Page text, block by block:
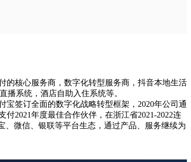
的核心服务商，数字化转型服务商，抖音本地生活
播系统，酒店自助入住系统等。
签订全面的数字化战略转型框架，2020年公司通
2021年度最佳合作伙伴，在浙江省2021-2022连
微信、银联等平台生态，通过产品、服务继续为